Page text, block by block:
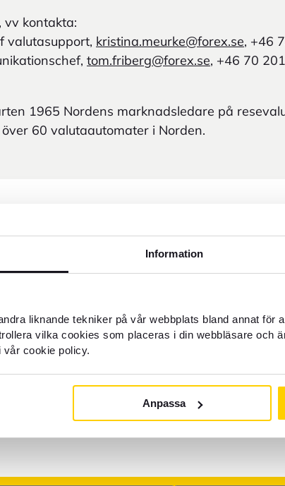
Information
liknande tekniker på vår webbplats bland annat för
vilka cookies som placeras i din webbläsare och
vår cookie policy.
Anpassa
vv kontakta:
valutasupport, kristina.meurke@forex.se, +46
tom.friberg@forex.se, +46 70
1965 Nordens marknadsledare på
60 valutaautomater i Norden.
hjälp?
22 22 21
Kundservice:
Spärra kort öppet
Det går även bra
som frågor kring
våra partners.